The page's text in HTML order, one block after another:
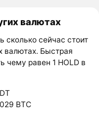
валютах
сколько сейчас стоит
валютах. Быстрая
чему равен 1 HOLD в
BTC